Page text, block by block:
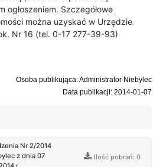
ogłoszeniem. Szczegółowe
można uzyskać w Urzędzie
Nr 16 (tel. 0-17 277-39-93)
Osoba publikująca: Administrator Niebylec
Data publikacji: 2014-01-07
Nr 2/2014
z dnia 07
Ilość pobrań: 0